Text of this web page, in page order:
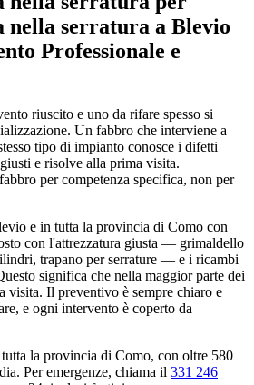
nella serratura a Blevio
Professionale e
riuscito e uno da rifare spesso si
Un fabbro che interviene a
tipo di impianto conosce i difetti
e risolve alla prima visita.
per competenza specifica, non per
e in tutta la provincia di Como con
con l'attrezzatura giusta — grimaldello
trapano per serrature — e i ricambi
significa che nella maggior parte dei
visita. Il preventivo è sempre chiaro e
e ogni intervento è coperto da
la provincia di Como, con oltre 580
Per emergenze, chiama il 331 246